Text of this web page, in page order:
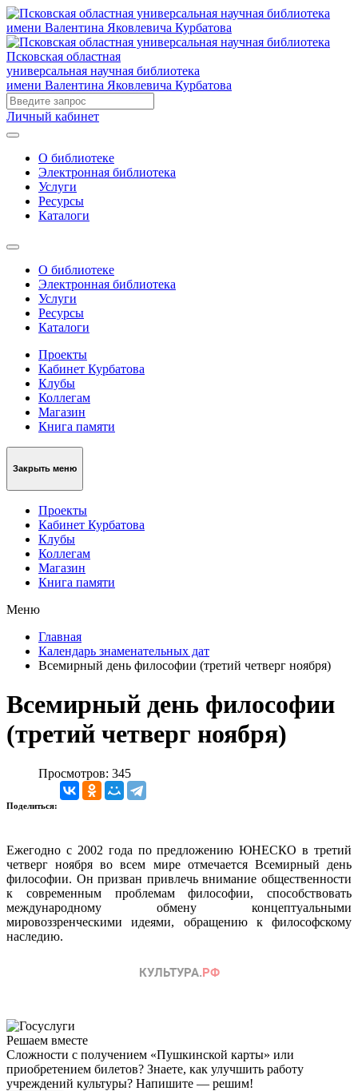
Псковская областная
универсальная научная библиотека
имени Валентина Яковлевича Курбатова
Личный кабинет
О библиотеке
Электронная библиотека
Услуги
Ресурсы
Каталоги
О библиотеке
Электронная библиотека
Услуги
Ресурсы
Каталоги
Проекты
Кабинет Курбатова
Клубы
Коллегам
Магазин
Книга памяти
Закрыть меню
Проекты
Кабинет Курбатова
Клубы
Коллегам
Магазин
Книга памяти
Меню
Главная
Календарь знаменательных дат
Всемирный день философии (третий четверг ноября)
Всемирный день философии
(третий четверг ноября)
Просмотров: 345
Поделиться:
Ежегодно с 2002 года по предложению ЮНЕСКО в третий
четверг ноября во всем мире отмечается Всемирный день
философии. Он призван привлечь внимание общественности
к современным проблемам философии, способствовать
международному обмену концептуальными
мировоззренческими идеями, обращению к философскому
наследию.
Решаем вместе
Сложности с получением «Пушкинской карты» или
приобретением билетов? Знаете, как улучшить работу
учреждений культуры? Напишите — решим!